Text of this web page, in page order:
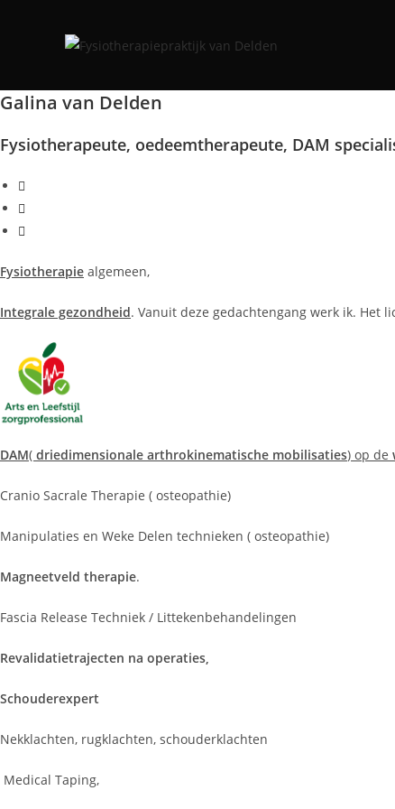
Galina van Delden
Fysiotherapeute, oedeemtherapeute, DAM
Fysiotherapie algemeen,
Integrale gezondheid. Vanuit deze gedachtengang werk ik. Het
DAM( driedimensionale arthrokinematische mobilisaties) op de
Cranio Sacrale Therapie ( osteopathie)
Manipulaties en Weke Delen technieken ( osteopathie)
Magneetveld therapie.
Fascia Release Techniek / Littekenbehandelingen
Revalidatietrajecten na operaties,
Schouderexpert
Nekklachten, rugklachten, schouderklachten
Medical Taping,